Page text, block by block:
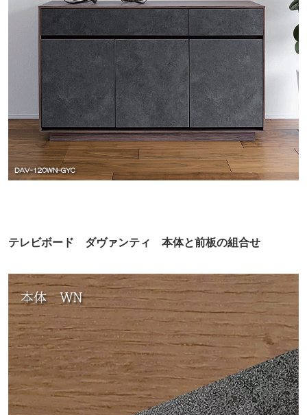
テレビボード ダヴァンティ 本体と前板の組合せ